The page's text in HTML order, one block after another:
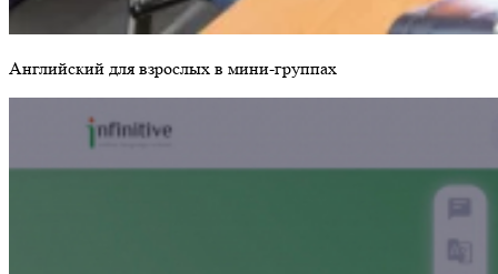
Английский для взрослых в мини-группах